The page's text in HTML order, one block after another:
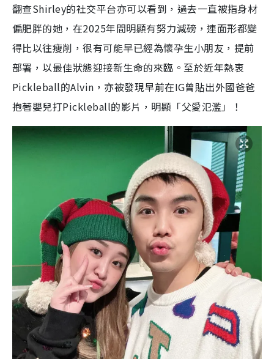
翻查Shirley的社交平台亦可以看到，過去一直被指身材
偏肥胖的她，在2025年間明顯有努力減磅，連面形都變
得比以往瘦削，很有可能早已經為懷孕生小朋友，提前
部署，以最佳狀態迎接新生命的來臨。至於近年熱衷
Pickleball的Alvin，亦被發現早前在IG曾貼出外國爸爸
抱著嬰兒打Pickleball的影片，明顯「父愛氾濫」！